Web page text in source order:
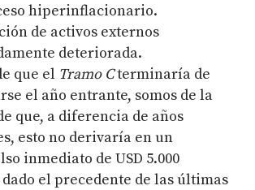
hiperinflacionario.
de activos externos
deteriorada.
que el Tramo Cterminaría de
el año entrante, somos de la
que, a diferencia de años
esto no derivaría en un
inmediato de USD 5.000
el precedente de las últimas